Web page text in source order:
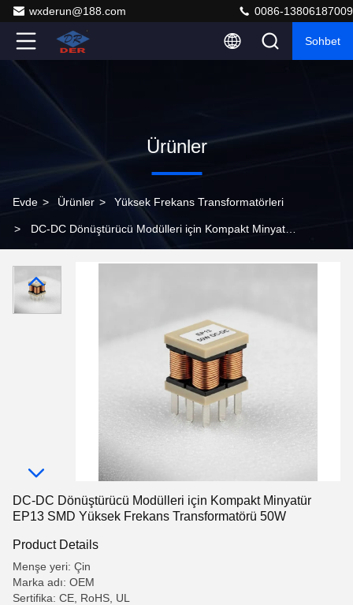
wxderun@188.com 0086-13806187009
Sohbet
Ürünler
Evde > Ürünler > Yüksek Frekans Transformatörleri
> DC-DC Dönüştürücü Modülleri için Kompakt Minyatür
DC-DC Dönüştürücü Modülleri için Kompakt Minyatür
EP13 SMD Yüksek Frekans Transformatörü 50W
Product Details
Menşe yeri: Çin
Marka adı: OEM
Sertifika: CE, RoHS, UL